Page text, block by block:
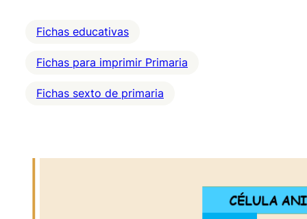
Fichas educativas
Fichas para imprimir Primaria
Fichas sexto de primaria